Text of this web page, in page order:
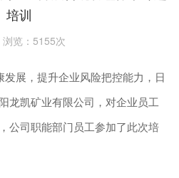
培训
览：5155次
展，提升企业风险把控能力，日
龙凯矿业有限公司，对企业员工
公司职能部门员工参加了此次培